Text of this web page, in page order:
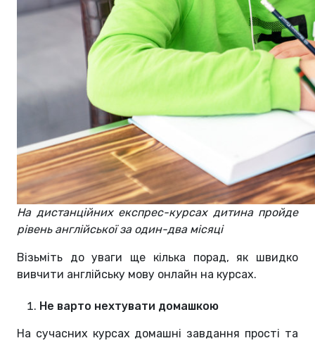
На дистанційних експрес-курсах дитина пройде
рівень англійської за один-два місяці
Візьміть до уваги ще кілька порад, як швидко
вивчити англійську мову онлайн на курсах.
Не варто нехтувати домашкою
На сучасних курсах домашні завдання прості та